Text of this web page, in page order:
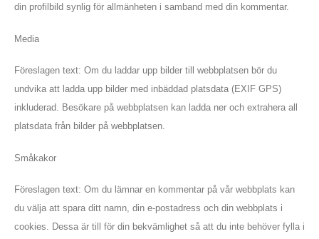
din profilbild synlig för allmänheten i samband med din kommentar.
Media
Föreslagen text: Om du laddar upp bilder till webbplatsen bör du
undvika att ladda upp bilder med inbäddad platsdata (EXIF GPS)
inkluderad. Besökare på webbplatsen kan ladda ner och extrahera all
platsdata från bilder på webbplatsen.
Småkakor
Föreslagen text: Om du lämnar en kommentar på vår webbplats kan
du välja att spara ditt namn, din e-postadress och din webbplats i
cookies. Dessa är till för din bekvämlighet så att du inte behöver fylla i